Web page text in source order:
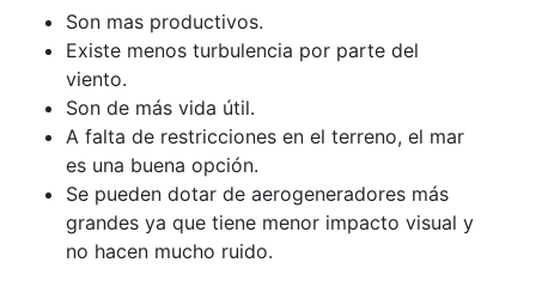
Son mas productivos.
Existe menos turbulencia por parte del
viento.
Son de más vida útil.
A falta de restricciones en el terreno, el mar
es una buena opción.
Se pueden dotar de aerogeneradores más
grandes ya que tiene menor impacto visual y
no hacen mucho ruido.